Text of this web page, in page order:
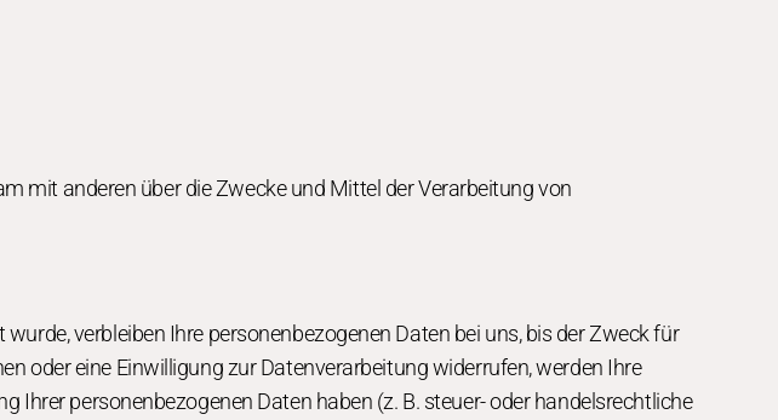
mit anderen über die Zwecke und Mittel der Verarbeitung von
verbleiben Ihre personenbezogenen Daten bei uns, bis der Zweck für
oder eine Einwilligung zur Datenverarbeitung widerrufen, werden Ihre
Ihrer personenbezogenen Daten haben (z. B. steuer- oder handelsrechtliche